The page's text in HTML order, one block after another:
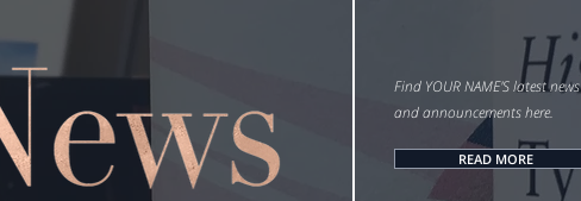
Find YOUR NAME'S latest news
and announcements here.
READ MORE